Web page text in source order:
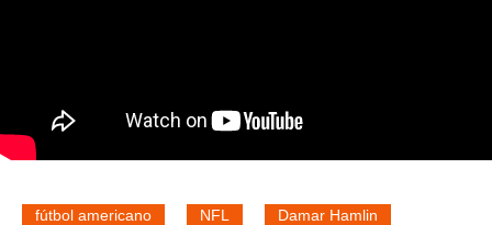
fútbol americano NFL Damar Hamlin